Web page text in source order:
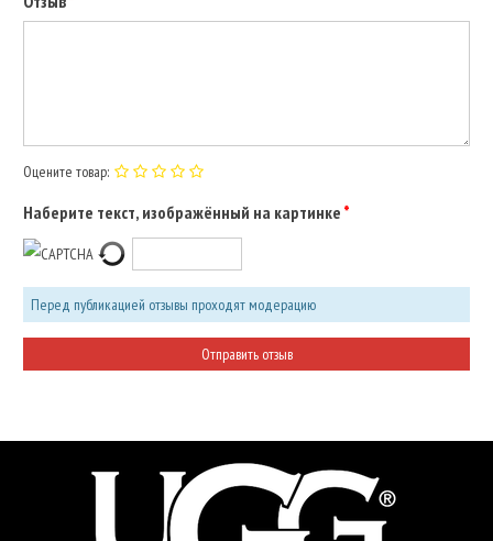
Оцените товар:
Наберите текст, изображённый на картинке
Перед публикацией отзывы проходят модерацию